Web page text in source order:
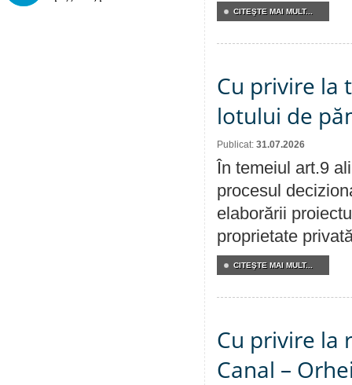
CITEŞTE MAI MULT...
Cu privire la
lotului de
Publicat: 31.07.2026
În temeiul art.9
procesul
elaborării
proprietate
CITEŞTE MAI MULT...
Cu privire la
Canal –